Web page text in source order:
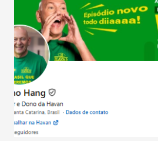
Salário para um número maior de
país tem a menor taxa de
Ainda segundo a Pesquisa, em
bares e restaurantes operaram
registraram equilíbrio financeiro. Já
estabelecimentos no prejuízo ficou
do observado no mês anterior.
novembro. Em relação a outubro, o